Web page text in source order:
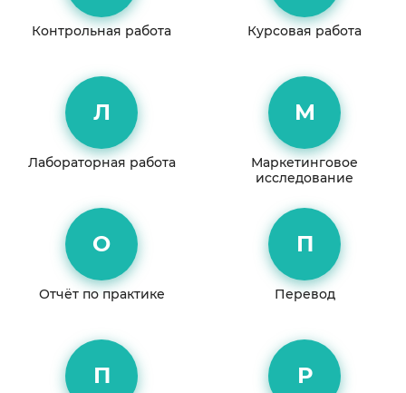
Контрольная работа Курсовая работа
Л
Лабораторная работа
М
Маркетинговое
исследование
О
Отчёт по практике
П
Перевод
П Р